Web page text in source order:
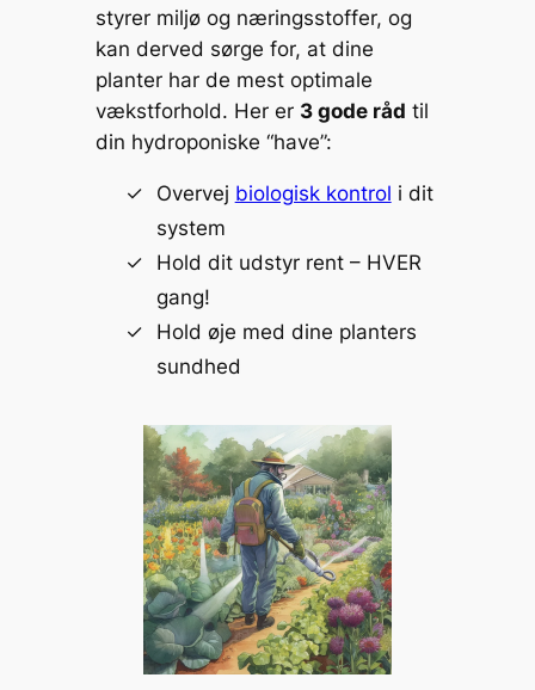
styrer miljø og næringsstoffer, og
kan derved sørge for, at dine
planter har de mest optimale
vækstforhold. Her er 3 gode råd til
din hydroponiske “have”:
Overvej biologisk kontrol i dit
system
Hold dit udstyr rent – HVER
gang!
Hold øje med dine planters
sundhed